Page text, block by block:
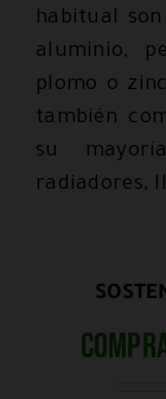
habitual
aluminio,
plomo o
también
su
radiadores,